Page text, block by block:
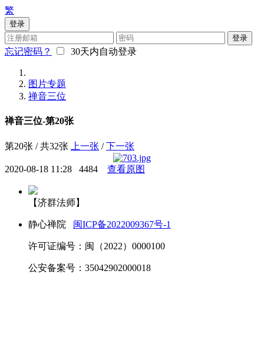
繁
登录
登录
忘记密码？ 30天内自动登录
图片专题
禅音三位
禅音三位-第20张
第20张 / 共32张 上一张 /下一张
2020-08-18 11:28 4484 查看原图
【济群法师】
静心禅院 闽ICP备2022009367号-1
许可证编号：闽（2022）0000100
公安备案号：35042902000018